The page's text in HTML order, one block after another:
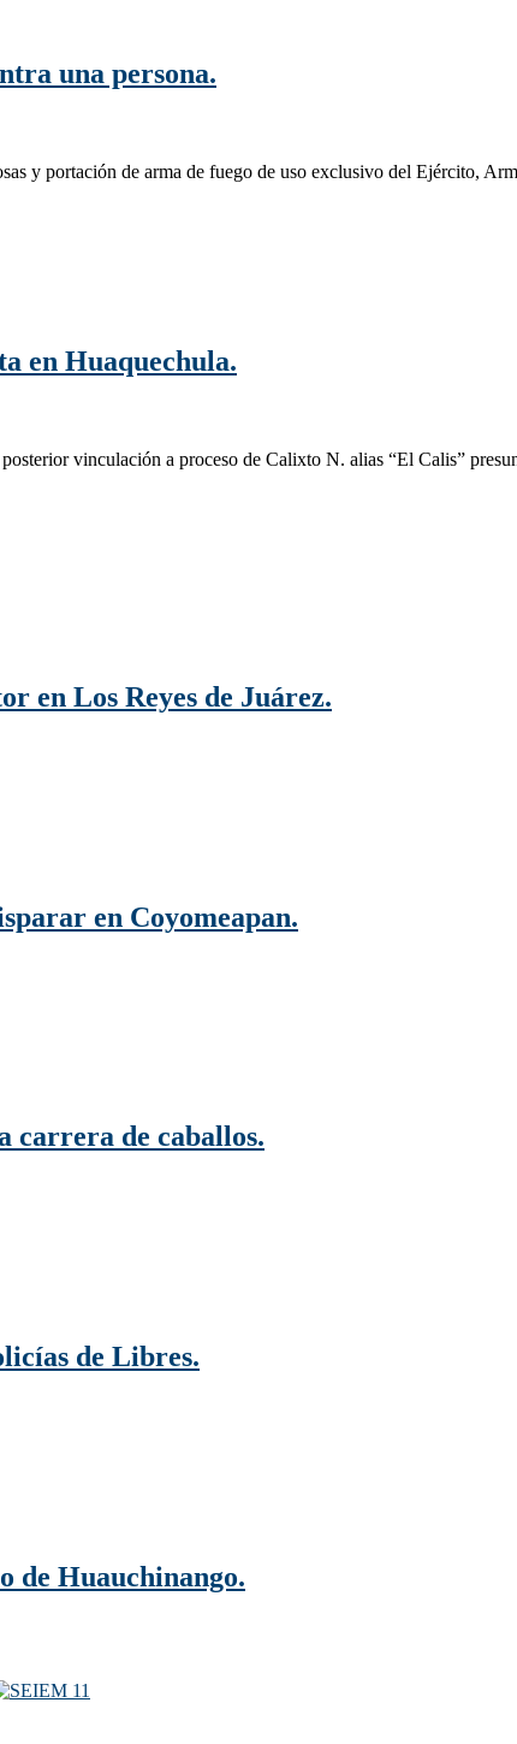
una persona.
y portación de arma de fuego de uso exclusivo del Ejército,
en Huaquechula.
vinculación a proceso de Calixto N. alias “El Calis”
en Los Reyes de Juárez.
en Coyomeapan.
carrera de caballos.
de Libres.
de Huauchinango.